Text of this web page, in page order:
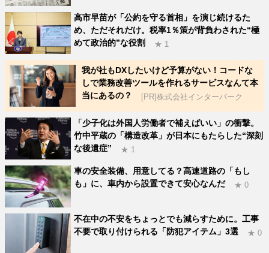
高市早苗が「公約を守る首相」を演じ続けるた
め、ただそれだけ。税率1％策が背負わされた“極
めて政治的”な役割
★ 1
我が社もDXしたいけど予算がない！コードな
しで業務改善ツールを作れるサービスなんて本
当にあるの？
[PR]株式会社インターパーク
「少子化は外国人労働者で補えばいい」の衝撃。
竹中平蔵の「構造改革」が日本にもたらした“深刻
な後遺症”
★ 1
車の安全装備、用意してる？高速道路の「もし
も」に、車内から設置できて安心なんだ
★ 0
不在中の不安をちょっとでも減らすために。工事
不要で取り付けられる「防犯アイテム」3選
★ 0